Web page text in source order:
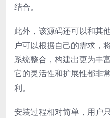
结合。
此外，该源码还可以和其
户可以根据自己的需求，
系统整合，构建出更为丰
它的灵活性和扩展性都非
利。
安装过程相对简单，用户